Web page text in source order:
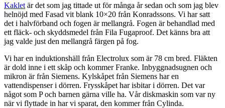
Kaklet är det som jag tittade ut för många år sedan och som jag blev
helnöjd med Fasad vit blank 10×20 från Konradssons. Vi har satt
det i halvförband och fogen är mellangrå. Fogen är behandlad med
ett fläck- och skyddsmedel från Fila Fugaproof. Det känns bra att
jag valde just den mellangrå färgen på fog.
Vi har en induktionshäll från Electrolux som är 78 cm bred. Fläkten
är dold inne i ett skåp och kommer Franke. Inbyggnadsugnen och
mikron är från Siemens. Kylskåpet från Siemens har en
vattendispenser i dörren. Frysskåpet har isbitar i dörren. Det var
något som P och barnen gärna ville ha. Vår diskmaskin som var ny
när vi flyttade in har vi sparat, den kommer från Cylinda.